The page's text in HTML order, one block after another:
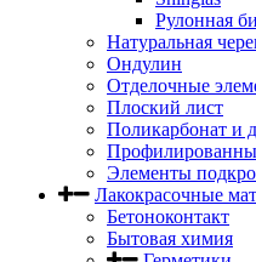
Рулонная
Натуральная
Ондулин
Отделочные
Плоский лист
Поликарбонат и
Элементы
Лакокрасочные
Бетоноконтакт
Бытовая химия